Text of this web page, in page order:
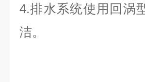
4.排水系统使用回涡
洁。